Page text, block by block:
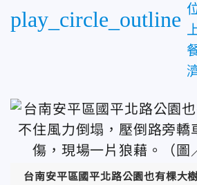
play_circle_outline
台南安平區國平北路公園也有棵大